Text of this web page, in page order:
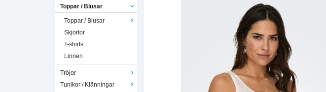
Toppar / Blusar
Toppar / Blusar
Skjortor
T-shirts
Linnen
Tröjor
Tunikor / Klänningar